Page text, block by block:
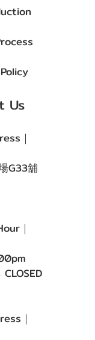
Us
｜
G33舖
｜
｜